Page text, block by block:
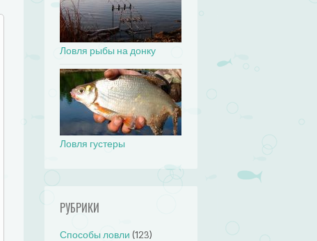
Ловля рыбы на донку
Ловля густеры
РУБРИКИ
Способы ловли (123)